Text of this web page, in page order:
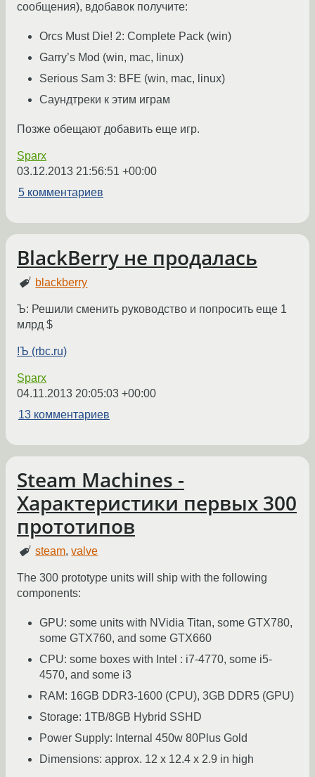
сообщения), вдобавок получите:
Orcs Must Die! 2: Complete Pack (win)
Garry’s Mod (win, mac, linux)
Serious Sam 3: BFE (win, mac, linux)
Саундтреки к этим играм
Позже обещают добавить еще игр.
Sparx
03.12.2013 21:56:51 +00:00
5 комментариев
BlackBerry не продалась
blackberry
Ъ: Решили сменить руководство и попросить еще 1
млрд $
!Ъ (rbc.ru)
Sparx
04.11.2013 20:05:03 +00:00
13 комментариев
Steam Machines -
Характеристики первых 300
прототипов
steam,valve
The 300 prototype units will ship with the following
components:
GPU: some units with NVidia Titan, some GTX780,
some GTX760, and some GTX660
CPU: some boxes with Intel : i7-4770, some i5-
4570, and some i3
RAM: 16GB DDR3-1600 (CPU), 3GB DDR5 (GPU)
Storage: 1TB/8GB Hybrid SSHD
Power Supply: Internal 450w 80Plus Gold
Dimensions: approx. 12 x 12.4 x 2.9 in high